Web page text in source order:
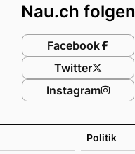
Politik
Nau.ch folgen
Facebook
Twitter
Instagram